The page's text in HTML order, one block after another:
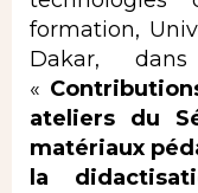
formation,
Dakar,
«
ateliers du
matériaux
la